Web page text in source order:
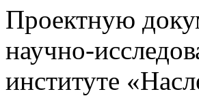
Проектную
научно-
институте